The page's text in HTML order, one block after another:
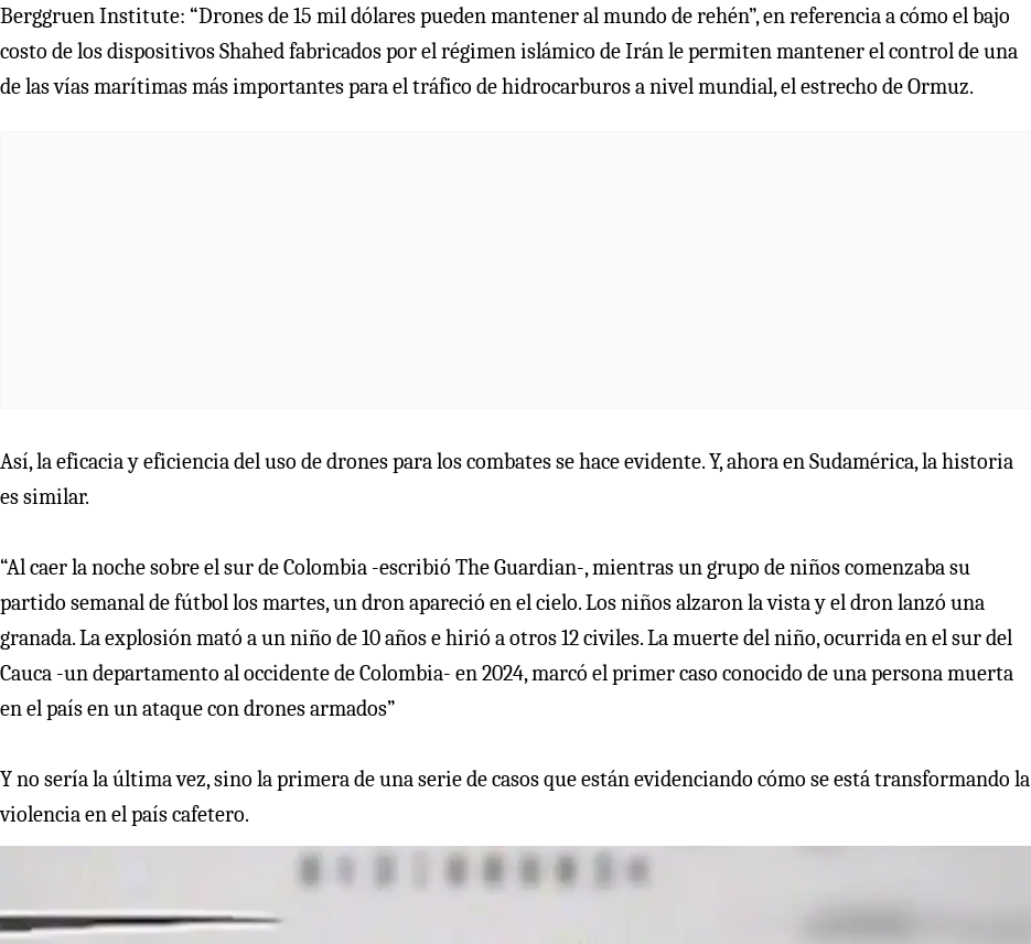
Berggruen Institute: “Drones de 15 mil dólares pueden mantener al mundo de rehén”, en referencia a cómo el bajo
costo de los dispositivos Shahed fabricados por el régimen islámico de Irán le permiten mantener el control de una
de las vías marítimas más importantes para el tráfico de hidrocarburos a nivel mundial, el estrecho de Ormuz.
Así, la eficacia y eficiencia del uso de drones para los combates se hace evidente. Y, ahora en Sudamérica, la historia
es similar.
“Al caer la noche sobre el sur de Colombia -escribió The Guardian-, mientras un grupo de niños comenzaba su
partido semanal de fútbol los martes, un dron apareció en el cielo. Los niños alzaron la vista y el dron lanzó una
granada. La explosión mató a un niño de 10 años e hirió a otros 12 civiles. La muerte del niño, ocurrida en el sur del
Cauca -un departamento al occidente de Colombia- en 2024, marcó el primer caso conocido de una persona muerta
en el país en un ataque con drones armados”
Y no sería la última vez, sino la primera de una serie de casos que están evidenciando cómo se está transformando la
violencia en el país cafetero.